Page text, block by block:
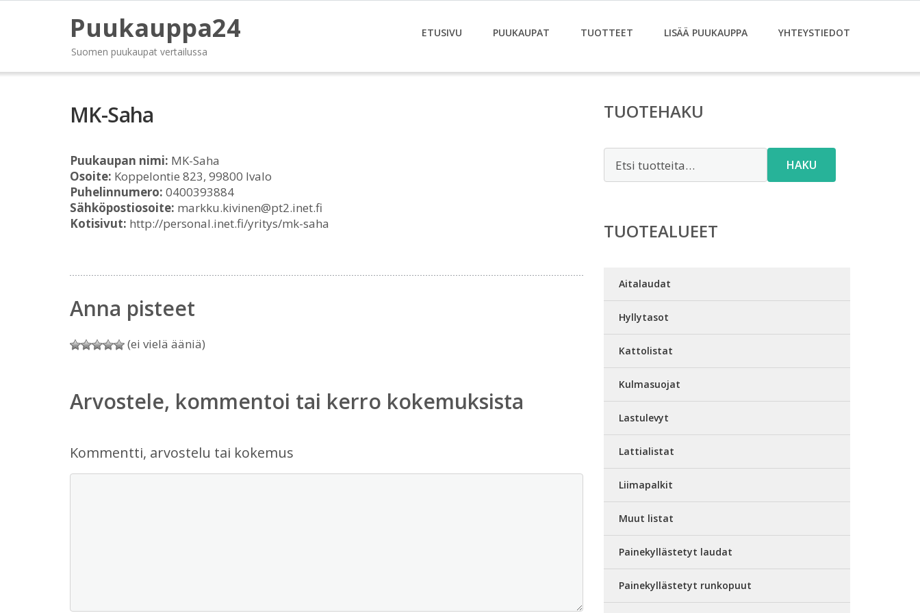
Puukauppa24
Suomen puukaupat vertailussa
ETUSIVU PUUKAUPAT TUOTTEET LISÄÄ PUUKAUPPA YHTEYSTIEDOT
MK-Saha
Puukaupan nimi: MK-Saha
Osoite: Koppelontie 823, 99800 Ivalo
Puhelinnumero: 0400393884
Sähköpostiosoite: markku.kivinen@pt2.inet.fi
Kotisivut: http://personal.inet.fi/yritys/mk-saha
Anna pisteet
(ei vielä ääniä)
Arvostele, kommentoi tai kerro kokemuksista
Kommentti, arvostelu tai kokemus
TUOTEHAKU
HAKU
TUOTEALUEET
Aitalaudat
Hyllytasot
Kattolistat
Kulmasuojat
Lastulevyt
Lattialistat
Liimapalkit
Muut listat
Painekyllästetyt laudat
Painekyllästetyt runkopuut